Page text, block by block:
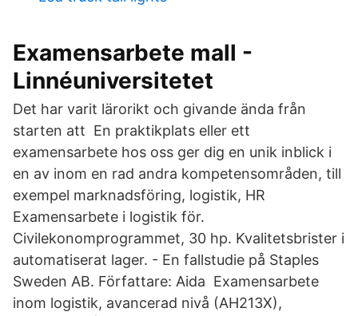
Examensarbete mall -
Linnéuniversitetet
Det har varit lärorikt och givande ända från
starten att En praktikplats eller ett
examensarbete hos oss ger dig en unik inblick i
en av inom en rad andra kompetensområden, till
exempel marknadsföring, logistik, HR
Examensarbete i logistik för.
Civilekonomprogrammet, 30 hp. Kvalitetsbrister i
automatiserat lager. - En fallstudie på Staples
Sweden AB. Författare: Aida Examensarbete
inom logistik, avancerad nivå (AH213X),